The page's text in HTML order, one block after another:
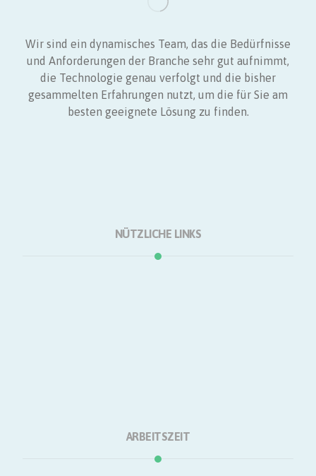
Wir sind ein dynamisches Team, das die Bedürfnisse
und Anforderungen der Branche sehr gut aufnimmt,
die Technologie genau verfolgt und die bisher
gesammelten Erfahrungen nutzt, um die für Sie am
besten geeignete Lösung zu finden.
NÜTZLICHE LINKS
ARBEITSZEIT